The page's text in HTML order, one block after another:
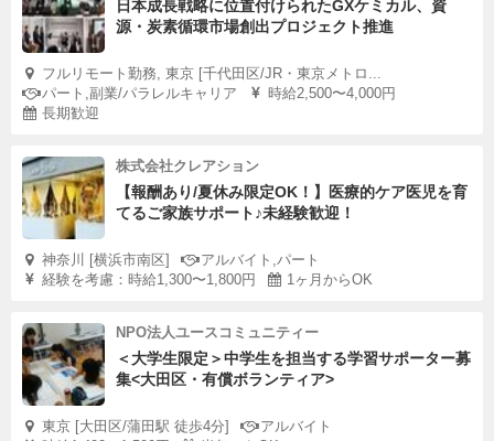
日本成長戦略に位置付けられたGXケミカル、資
源・炭素循環市場創出プロジェクト推進
フルリモート勤務, 東京 [千代田区/JR・東京メトロ...
パート,副業/パラレルキャリア
時給2,500〜4,000円
長期歓迎
株式会社クレアション
【報酬あり/夏休み限定OK！】医療的ケア医児を育
てるご家族サポート♪未経験歓迎！
神奈川 [横浜市南区]
アルバイト,パート
経験を考慮：時給1,300〜1,800円
1ヶ月からOK
NPO法人ユースコミュニティー
＜大学生限定＞中学生を担当する学習サポーター募
集<大田区・有償ボランティア>
東京 [大田区/蒲田駅 徒歩4分]
アルバイト